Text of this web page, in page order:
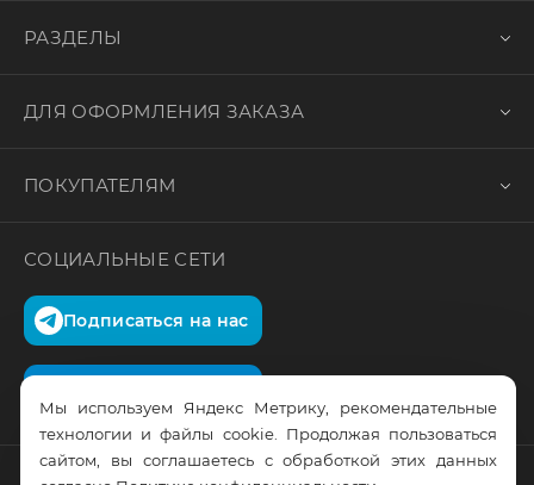
РАЗДЕЛЫ
ДЛЯ ОФОРМЛЕНИЯ ЗАКАЗА
ПОКУПАТЕЛЯМ
СОЦИАЛЬНЫЕ СЕТИ
Подписаться на нас
Мы используем Яндекс Метрику, рекомендательные
технологии и файлы cookie. Продолжая пользоваться
сайтом, вы соглашаетесь с обработкой этих данных